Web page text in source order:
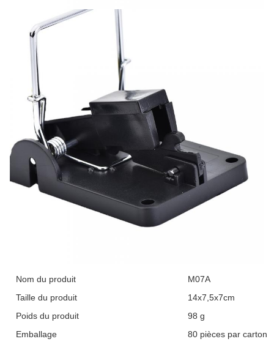
Nom du produit
M07A
Taille du produit
14x7,5x7cm
Poids du produit
98 g
Emballage
80 pièces par carton